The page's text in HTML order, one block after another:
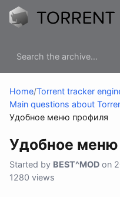
Home/Torrent tracker
Main questions about
Удобное меню профиля
Удобное
Started by BEST^MOD on
1280 views